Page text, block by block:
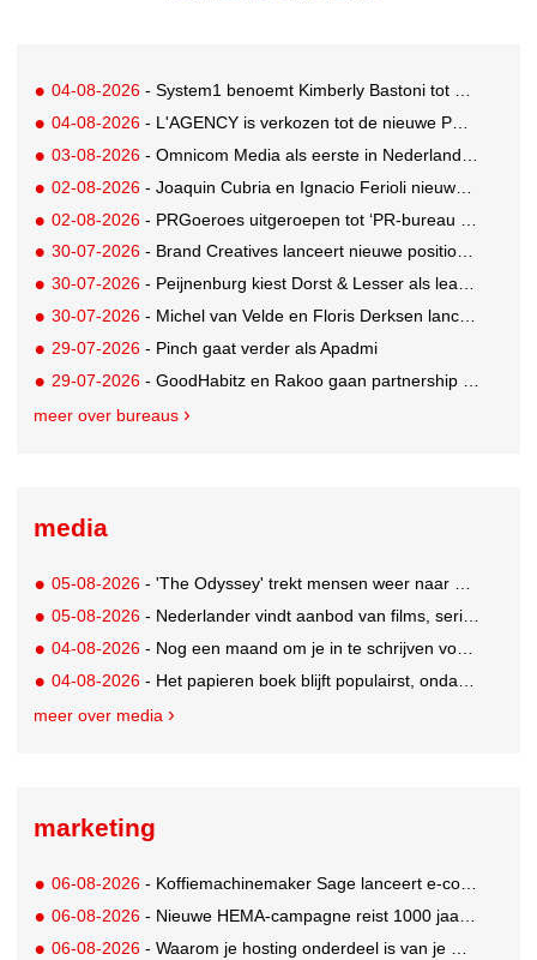
04-08-2026 - System1 benoemt Kimberly Bastoni tot Gobal Chief Commercial Officer
04-08-2026 - L'AGENCY is verkozen tot de nieuwe PR-partner van KoRo
03-08-2026 - Omnicom Media als eerste in Nederland actief met advertenties in ChatGPT
02-08-2026 - Joaquin Cubria en Ignacio Ferioli nieuwe Global CCO’s GUT, Renata Neumann Global Head of Production
02-08-2026 - PRGoeroes uitgeroepen tot ‘PR-bureau van het jaar 2026’
30-07-2026 - Brand Creatives lanceert nieuwe positionering: Create to Celebrate
30-07-2026 - Peijnenburg kiest Dorst & Lesser als lead social agency
30-07-2026 - Michel van Velde en Floris Derksen lanceren I.C.Y. group: drie specialistische bureaus, één visie op groei
29-07-2026 - Pinch gaat verder als Apadmi
29-07-2026 - GoodHabitz en Rakoo gaan partnership aan voor geïntegreerde talentontwikkeling
meer over bureaus
media
05-08-2026 - 'The Odyssey' trekt mensen weer naar de bioscoop
05-08-2026 - Nederlander vindt aanbod van films, series en sport vaak versnipperd
04-08-2026 - Nog een maand om je in te schrijven voor de Mercurs 2026
04-08-2026 - Het papieren boek blijft populairst, ondanks digitale alternatieven
meer over media
marketing
06-08-2026 - Koffiemachinemaker Sage lanceert e-commerceplatform voor koffieliefhebbers
06-08-2026 - Nieuwe HEMA-campagne reist 1000 jaar terug in de tijd naar 'Hemastein'
06-08-2026 - Waarom je hosting onderdeel is van je merkstrategie